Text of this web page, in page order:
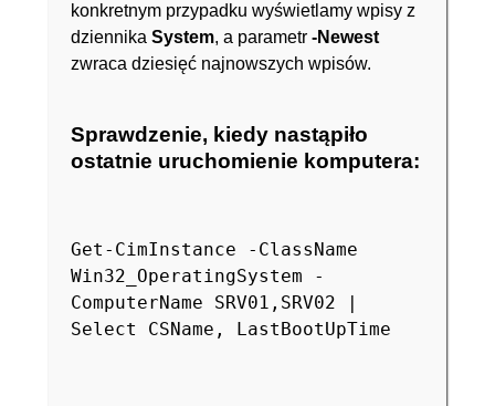
konkretnym przypadku wyświetlamy wpisy z
dziennika System, a parametr -Newest
zwraca dziesięć najnowszych wpisów.
Sprawdzenie, kiedy nastąpiło
ostatnie uruchomienie komputera:
Get-CimInstance -ClassName
Win32_OperatingSystem -
ComputerName SRV01,SRV02 |
Select CSName, LastBootUpTime